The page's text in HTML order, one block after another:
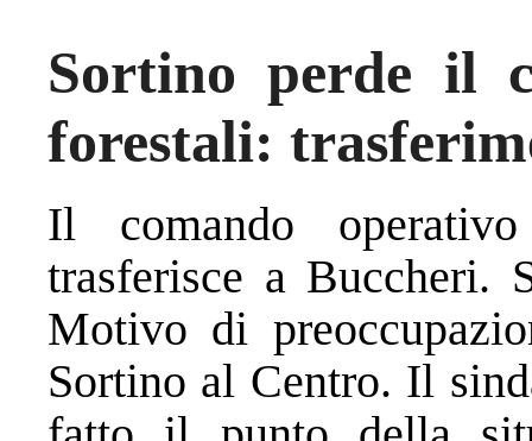
Sortino perde il
forestali:
Il comando
trasferisce a Buccheri.
Motivo di
Sortino al Centro. Il